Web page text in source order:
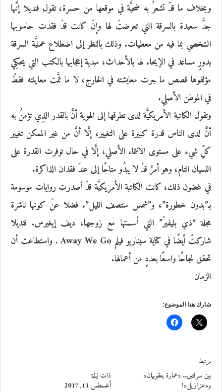
وبخلاف ما قدْ تشعرُ به ضحيَّة في موقعها من حسرة، تقول فنديلا إنَّها
جدُّ سعيدة بالسرقة التي تعرضتْ لها وإنْ كانت قدْ فقدت حاسوبها
الشخصي بما فيه من معطيات. وذلك بالنظر إلى اضطلاع عمليَّة السرقة
بدورٍ مساعد في الإيحاء لها بالأحداث، مبدية إعجابها بالكتب التي يحكِي
مؤلفوها قصص ما جرت معايشته في الخارج، لا ما تمَّت معاينته فقطْ
في الموطن الأصلِي.
وتقول الكاتبة الأمريكيَّة لدى تطرقها إلى الهوية أنَّ بالقدر الذِي تؤمنُ به
أنَّ لدى الناس قدرة كبيرة على التغيير، إلَّا أنَّ من غير الممكن تغيير
كلِّ شيء على مستوى الانتماء الأصلي، إلَّا في حال توفرت القدرة على
النسيان التام، وهو أمرٌ قدْ لا يبدُو متاحًا إلى عندَ فقدان الذاكرة.
في غضون ذلك، كانت الكاتبة الأمريكيَّة قدْ أصدرت روايات موسومة
بـ”بدون خطورة”، و”شمس منتصف الليل”. فضلا عنْ كونها ناشرة
مجلة “ذي بليفيرْ” التي أسستها مع زوجها، ديف إيغيرس. فنديلا
شاركتْ أيضًا في كتاية سيناريو فيلم Away We Go . واستطاعت أن
تحقق نجاحًا واسعًا بعددٍ من أعمالها.
الزمان
شارك هذا الموضوع:
مرتبط
بين سرقتين.. «عمارة يعقوبيان»
و«عزازيل»!
ذات ليلة
أغسطس 11, 2017